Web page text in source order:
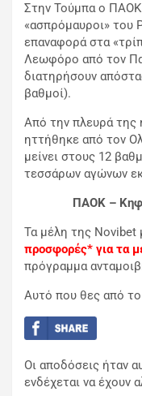
Στην Τούμπα ο ΠΑΟΚ
«ασπρόμαυροι» του
επαναφορά στα
Λεωφόρο από τον
διατηρήσουν
βαθμοί).
Από την πλευρά της
ηττήθηκε από τον
μείνει στους 12
τεσσάρων αγώνων
ΠΑΟΚ –
Τα μέλη της Novibet
προσφορές* για τα
πρόγραμμα
Αυτό που θες από το
Οι αποδόσεις ήταν
ενδέχεται να έχουν